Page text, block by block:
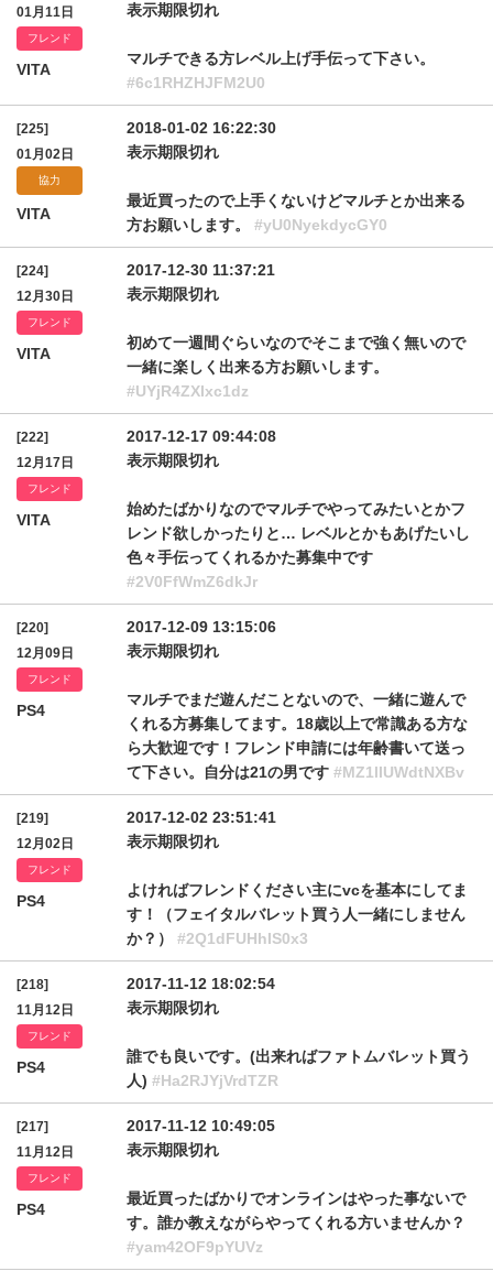
01月11日
フレンド
VITA
表示期限切れ
マルチできる方レベル上げ手伝って下さい。
#6c1RHZHJFM2U0
[225]
01月02日
協力
VITA
2018-01-02 16:22:30
表示期限切れ
最近買ったので上手くないけどマルチとか出来る
方お願いします。 #yU0NyekdycGY0
[224]
12月30日
フレンド
VITA
2017-12-30 11:37:21
表示期限切れ
初めて一週間ぐらいなのでそこまで強く無いので
一緒に楽しく出来る方お願いします。
#UYjR4ZXIxc1dz
[222]
12月17日
フレンド
VITA
2017-12-17 09:44:08
表示期限切れ
始めたばかりなのでマルチでやってみたいとかフ
レンド欲しかったりと… レベルとかもあげたいし
色々手伝ってくれるかた募集中です
#2V0FfWmZ6dkJr
[220]
12月09日
フレンド
PS4
2017-12-09 13:15:06
表示期限切れ
マルチでまだ遊んだことないので、一緒に遊んで
くれる方募集してます。18歳以上で常識ある方な
ら大歓迎です！フレンド申請には年齢書いて送っ
て下さい。自分は21の男です #MZ1lIUWdtNXBv
[219]
12月02日
フレンド
PS4
2017-12-02 23:51:41
表示期限切れ
よければフレンドください主にvcを基本にしてま
す！（フェイタルバレット買う人一緒にしません
か？） #2Q1dFUHhIS0x3
[218]
11月12日
フレンド
PS4
2017-11-12 18:02:54
表示期限切れ
誰でも良いです。(出来ればファトムバレット買う
人) #Ha2RJYjVrdTZR
[217]
11月12日
フレンド
PS4
2017-11-12 10:49:05
表示期限切れ
最近買ったばかりでオンラインはやった事ないで
す。誰か教えながらやってくれる方いませんか？
#yam42OF9pYUVz